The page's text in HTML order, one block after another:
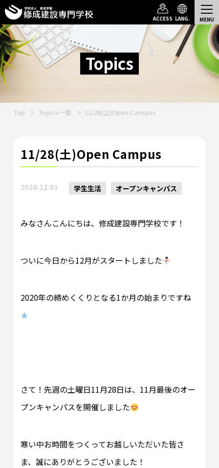
ACCESS LANG.
Topics
Top Topics一覧 11/28(土)Open Campus
11/28(土)Open Campus
2020.12.01 学生生活 オープンキャンパス
みなさんこんにちは、修成建設専門学校です！
ついに今日から12月がスタートしました
2020年の締めくくりとなる1か月の始まりですね
★
さて！先週の土曜日11月28日は、11月最後のオー
プンキャンパスを開催しました
寒い中お時間をつくってお越しいただいた皆さ
ま、誠にありがとうございました！